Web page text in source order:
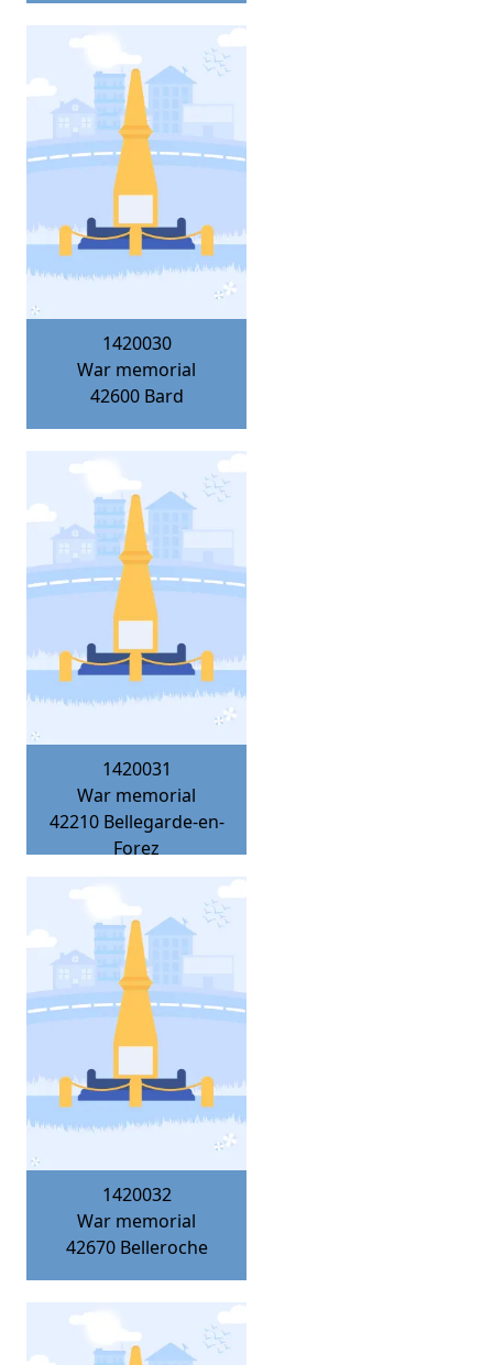
1420030
War memorial
42600 Bard
1420031
War memorial
42210 Bellegarde-en-
Forez
1420032
War memorial
42670 Belleroche